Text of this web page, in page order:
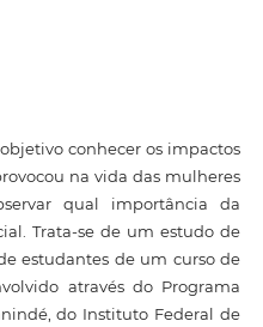
conhecer os impactos
na vida das mulheres
qual importância da
Trata-se de um estudo de
estudantes de um curso de
através do Programa
do Instituto Federal de